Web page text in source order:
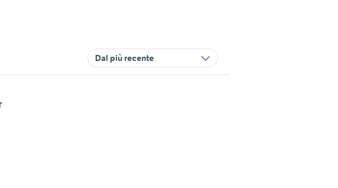
Dal più recente